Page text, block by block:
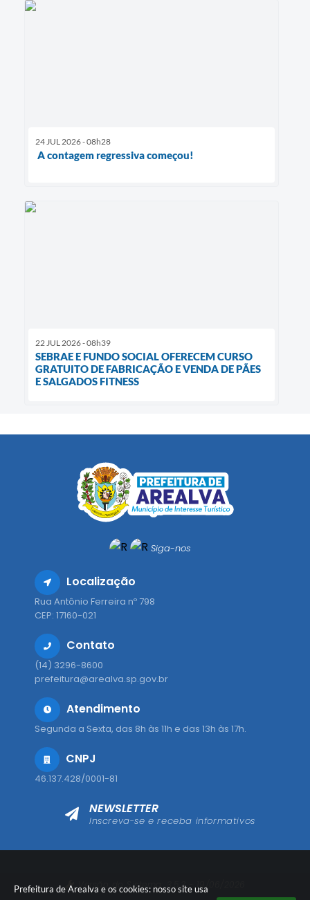
Prefeitura de Arealva e os cookies: nosso site usa
24 JUL 2026 - 08h28
A contagem regressiva começou!
22 JUL 2026 - 08h39
SEBRAE E FUNDO SOCIAL OFERECEM CURSO
GRATUITO DE FABRICAÇÃO E VENDA DE PÃES
E SALGADOS FITNESS
Siga-nos
Localização
Rua Antônio Ferreira nº 798
CEP: 17160-021
Contato
(14) 3296-8600
prefeitura@arealva.sp.gov.br
Atendimento
Segunda a Sexta, das 8h às 11h e das 13h às 17h.
CNPJ
46.137.428/0001-81
NEWSLETTER
Inscreva-se e receba informativos
Versão do Sistema: 3.5.3 - 19/06/2026